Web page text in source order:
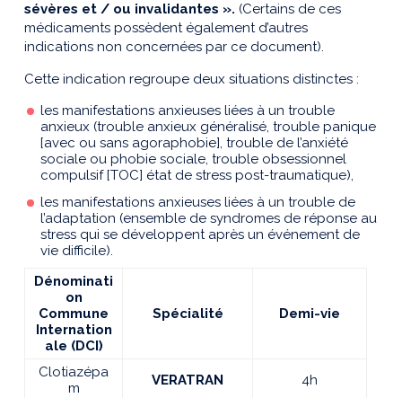
sévères et / ou invalidantes ». (Certains de ces
médicaments possèdent également d’autres
indications non concernées par ce document).
Cette indication regroupe deux situations distinctes :
les manifestations anxieuses liées à un trouble
anxieux (trouble anxieux généralisé, trouble panique
[avec ou sans agoraphobie], trouble de l’anxiété
sociale ou phobie sociale, trouble obsessionnel
compulsif [TOC] état de stress post-traumatique),
les manifestations anxieuses liées à un trouble de
l’adaptation (ensemble de syndromes de réponse au
stress qui se développent après un événement de
vie difficile).
Dénominati
on
Commune
Internation
ale (DCI)
Spécialité Demi-vie
Clotiazépa
m
VERATRAN 4h